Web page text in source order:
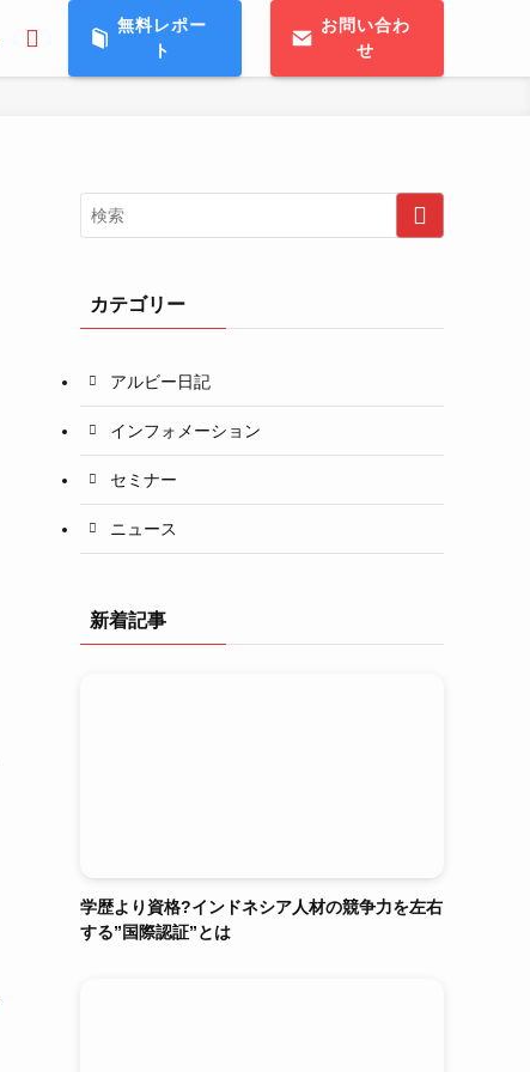
無料レポー
ト
お問い合わ
せ
カテゴリー
アルビー日記
インフォメーション
セミナー
ニュース
新着記事
学歴より資格?インドネシア人材の競争力を左右
する”国際認証”とは